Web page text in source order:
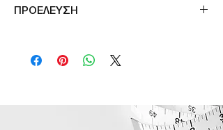
ΠΡΟΕΛΕΥΣΗ